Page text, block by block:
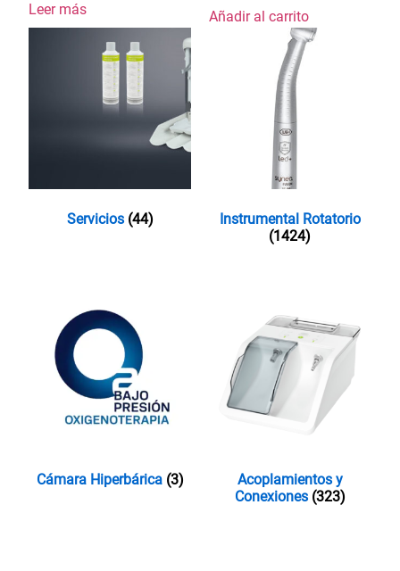
Leer más Añadir al carrito
Servicios (44)
Instrumental Rotatorio
(1424)
Cámara Hiperbárica (3)
Acoplamientos y
Conexiones (323)